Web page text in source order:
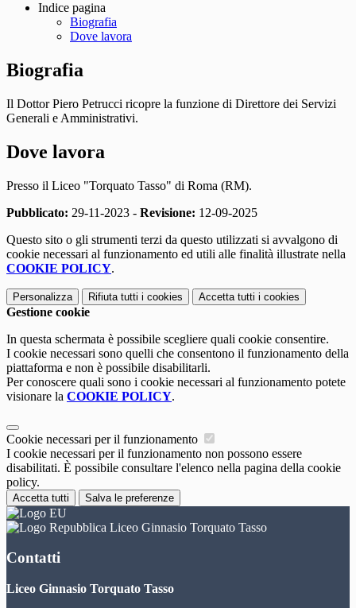
Indice pagina
Biografia
Dove lavora
Biografia
Il Dottor Piero Petrucci ricopre la funzione di Direttore dei Servizi
Generali e Amministrativi.
Dove lavora
Presso il Liceo "Torquato Tasso" di Roma (RM).
Pubblicato: 29-11-2023 - Revisione: 12-09-2025
Questo sito o gli strumenti terzi da questo utilizzati si avvalgono di
cookie necessari al funzionamento ed utili alle finalità illustrate nella
COOKIE POLICY.
Personalizza Rifiuta tutti i cookies Accetta tutti i cookies
Gestione cookie
In questa schermata è possibile scegliere quali cookie consentire.
I cookie necessari sono quelli che consentono il funzionamento della
piattaforma e non è possibile disabilitarli.
Per conoscere quali sono i cookie necessari al funzionamento potete
visionare la COOKIE POLICY.
Cookie necessari per il funzionamento
I cookie necessari per il funzionamento non possono essere
disabilitati. È possibile consultare l'elenco nella pagina della cookie
policy.
Accetta tutti Salva le preferenze
Liceo Ginnasio Torquato Tasso
Contatti
Liceo Ginnasio Torquato Tasso